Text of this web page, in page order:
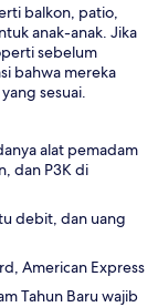
balkon, patio,
anak-anak. Jika
sebelum
bahwa mereka
sesuai.
alat pemadam
dan P3K di
debit, dan uang
American Express
Tahun Baru wajib